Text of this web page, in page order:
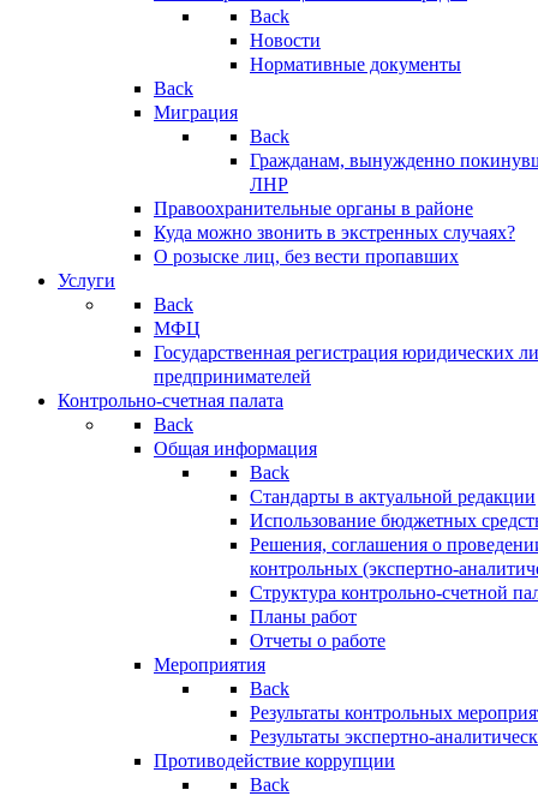
Back
Новости
Нормативные документы
Back
Миграция
Back
Гражданам, вынужденно
ЛНР
Правоохранительные органы в районе
Куда можно звонить в экстренных случаях?
О розыске лиц, без вести пропавших
Услуги
Back
МФЦ
Государственная регистрация юридических
предпринимателей
Контрольно-счетная палата
Back
Общая информация
Back
Стандарты в актуальной редакции
Использование бюджетных
Решения, соглашения о
контрольных (экспертно-
Структура контрольно-счетной
Планы работ
Отчеты о работе
Мероприятия
Back
Результаты контрольных
Результаты экспертно-
Противодействие коррупции
Back